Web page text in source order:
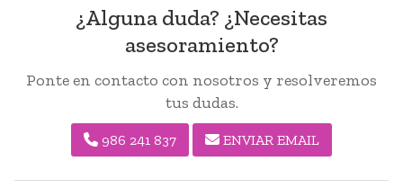
¿Alguna duda? ¿Necesitas
asesoramiento?
Ponte en contacto con nosotros y resolveremos
tus dudas.
986 241 837 ENVIAR EMAIL